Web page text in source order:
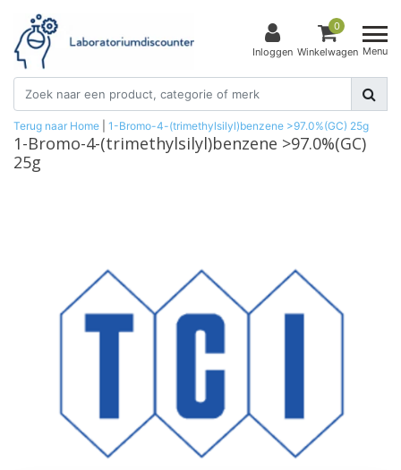
Inloggen
0
Winkelwagen Menu
Terug naar Home 1-Bromo-4-(trimethylsilyl)benzene >97.0%(GC) 25g
1-Bromo-4-(trimethylsilyl)benzene >97.0%(GC)
25g